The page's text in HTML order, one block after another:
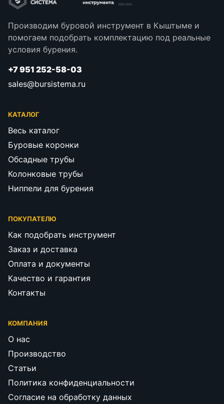
Производим буровой инструмент в Кыштыме и
помогаем подобрать комплектацию под реальные
условия бурения.
+7 951 252-58-03
sales@bursistema.ru
КАТАЛОГ
Весь каталог
Буровые коронки
Обсадные трубы
Колонковые трубы
Ниппели для бурения
ПОКУПАТЕЛЮ
Как подобрать инструмент
Заказ и доставка
Оплата и документы
Качество и гарантия
Контакты
КОМПАНИЯ
О нас
Производство
Статьи
Политика конфиденциальности
Согласие на обработку данных